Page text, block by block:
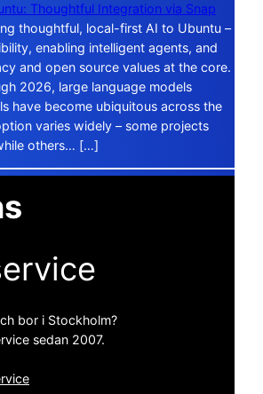
Thoughtful Integration via Snap
thoughtful, local-first AI to Ubuntu –
enabling intelligent agents, and
and open source values at the core.
2026, large language models
have become ubiquitous across the
varies widely – some projects
others… […]
bor i Stockholm?
sedan 2007.